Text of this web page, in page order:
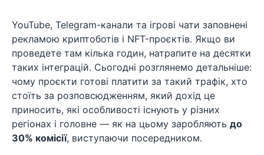
YouTube, Telegram-канали та ігрові чати заповнені
рекламою криптоботів і NFT-проєктів. Якщо ви
проведете там кілька годин, натрапите на десятки
таких інтеграцій. Сьогодні розглянемо детальніше:
чому проєкти готові платити за такий трафік, хто
стоїть за розповсюдженням, який дохід це
приносить, які особливості існують у різних
регіонах і головне — як на цьому заробляють до
30% комісії, виступаючи посередником.